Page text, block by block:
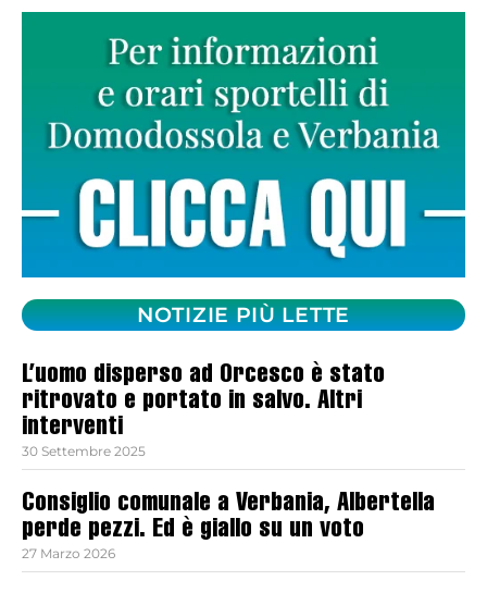
NOTIZIE PIÙ LETTE
L’uomo disperso ad Orcesco è stato
ritrovato e portato in salvo. Altri
interventi
30 Settembre 2025
Consiglio comunale a Verbania, Albertella
perde pezzi. Ed è giallo su un voto
27 Marzo 2026